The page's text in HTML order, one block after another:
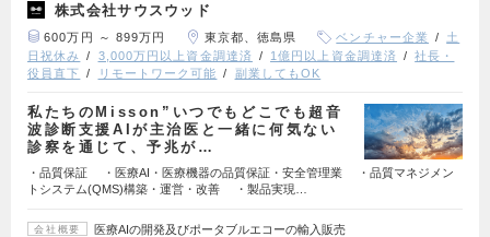
株式会社サウスウッド
600万円 ～ 899万円 東京都、徳島県 ベンチャー企業
土
日祝休み
3,000万円以上資金調達済 1億円以上資金調達済
社長・
役員直下
リモートワーク可能 副業してもOK
私たちのMisson”いつでもどこでも超音
波診断支援AIが主治医と一緒に何気ない
診察を通じて、予兆が…
・品質保証 ・医療AI・医療機器の品質保証・安全管理業 ・品質マネジメン
トシステム(QMS)構築・運営・改善 ・製品実現…
会社概要 医療AIの開発及びポータブルエコーの輸入販売